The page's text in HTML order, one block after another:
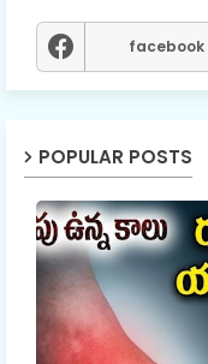
facebook
POPULAR POSTS